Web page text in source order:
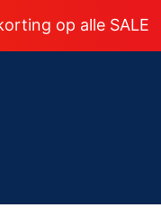
op alle SALE